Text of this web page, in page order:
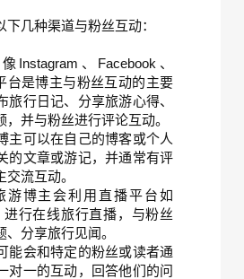
几种渠道与粉丝互动：
、Facebook、
台是博主与粉丝互动的主要
旅行日记、分享旅游心得、
，并与粉丝进行评论互动。
主可以在自己的博客或个人
的文章或游记，并通常有评
流互动。
游博主会利用直播平台如
进行在线旅行直播，与粉丝
分享旅行见闻。
能会和特定的粉丝或读者通
对一的互动，回答他们的问